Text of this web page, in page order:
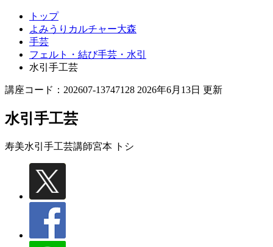
トップ
よみうりカルチャー大森
手芸
フェルト・結び手芸・水引
水引手工芸
講座コード：202607-13747128 2026年6月13日 更新
水引手工芸
寿美水引手工芸講師宮本 トシ